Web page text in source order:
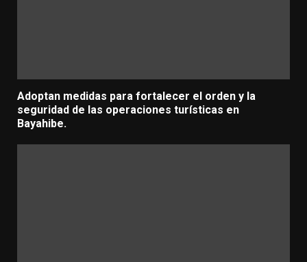
Adoptan medidas para fortalecer el orden y la
seguridad de las operaciones turísticas en
Bayahibe.